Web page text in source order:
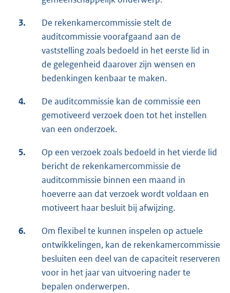
3.
De rekenkamercommissie stelt de
auditcommissie voorafgaand aan de
vaststelling zoals bedoeld in het eerste lid in
de gelegenheid daarover zijn wensen en
bedenkingen kenbaar te maken.
4.
De auditcommissie kan de commissie een
gemotiveerd verzoek doen tot het instellen
van een onderzoek.
5.
Op een verzoek zoals bedoeld in het vierde lid
bericht de rekenkamercommissie de
auditcommissie binnen een maand in
hoeverre aan dat verzoek wordt voldaan en
motiveert haar besluit bij afwijzing.
6.
Om flexibel te kunnen inspelen op actuele
ontwikkelingen, kan de rekenkamercommissie
besluiten een deel van de capaciteit reserveren
voor in het jaar van uitvoering nader te
bepalen onderwerpen.